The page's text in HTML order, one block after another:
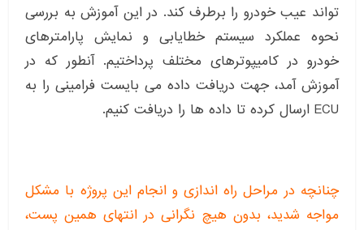
تواند عیب خودرو را برطرف کند. در این آموزش به بررسی
نحوه عملکرد سیستم خطایابی و نمایش پارامترهای
خودرو در کامیپوترهای مختلف پرداختیم. آنطور که در
آموزش آمد، جهت دریافت داده می بایست فرامینی را به
ECU ارسال کرده تا داده ها را دریافت کنیم.
چنانچه در مراحل راه اندازی و انجام این پروژه با مشکل
مواجه شدید، بدون هیچ نگرانی در انتهای همین پست،